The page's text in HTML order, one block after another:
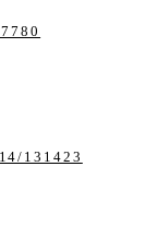
131423